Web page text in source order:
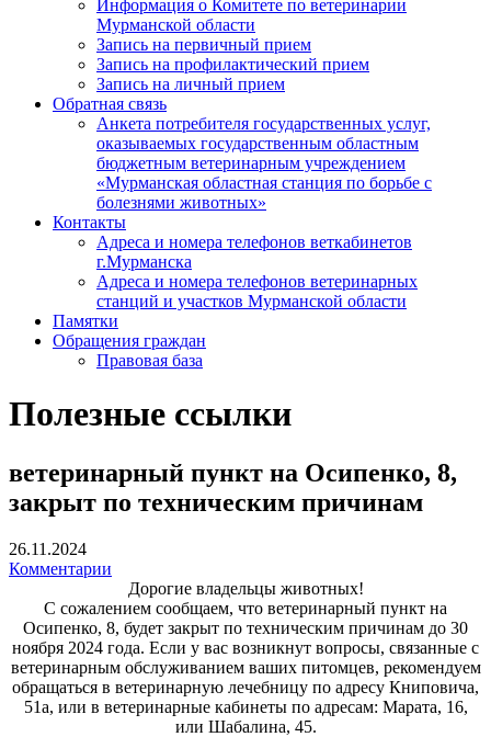
Информация о Комитете по ветеринарии
Мурманской области
Запись на первичный прием
Запись на профилактический прием
Запись на личный прием
Обратная связь
Анкета потребителя государственных услуг,
оказываемых государственным областным
бюджетным ветеринарным учреждением
«Мурманская областная станция по борьбе с
болезнями животных»
Контакты
Адреса и номера телефонов веткабинетов
г.Мурманска
Адреса и номера телефонов ветеринарных
станций и участков Мурманской области
Памятки
Обращения граждан
Правовая база
Полезные ссылки
ветеринарный пункт на Осипенко, 8,
закрыт по техническим причинам
26.11.2024
Комментарии
Дорогие владельцы животных!
С сожалением сообщаем, что ветеринарный пункт на
Осипенко, 8, будет закрыт по техническим причинам до 30
ноября 2024 года. Если у вас возникнут вопросы, связанные с
ветеринарным обслуживанием ваших питомцев, рекомендуем
обращаться в ветеринарную лечебницу по адресу Книповича,
51а, или в ветеринарные кабинеты по адресам: Марата, 16,
или Шабалина, 45.